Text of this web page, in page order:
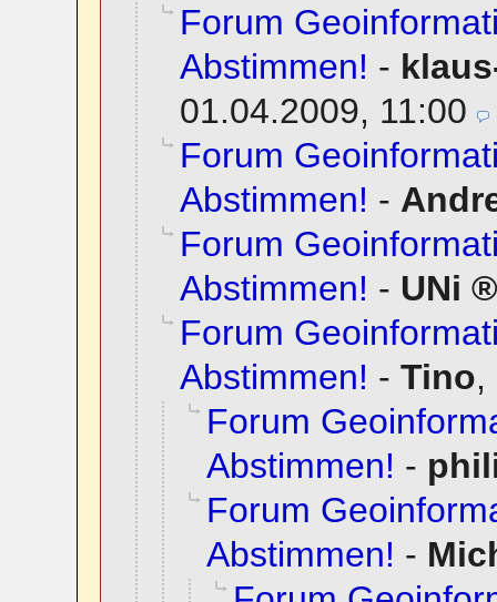
Forum
Abstimmen! -
01.04.2009, 11:00
Forum
Abstimmen! -
Forum
Abstimmen! - UNi
Forum
Abstimmen! - Tino,
Forum
Abstimmen! -
Forum
Abstimmen! -